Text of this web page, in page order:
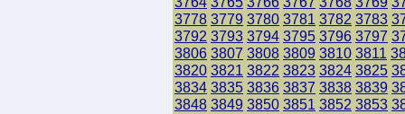
3778 3779 3780 3781 3782 3783
3792 3793 3794 3795 3796 3797
3806 3807 3808 3809 3810 3811
3820 3821 3822 3823 3824 3825
3834 3835 3836 3837 3838 3839
3848 3849 3850 3851 3852 3853